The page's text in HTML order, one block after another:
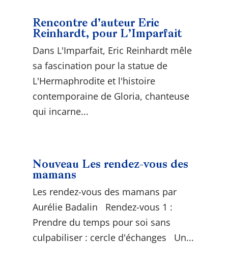
Rencontre d’auteur Eric
Reinhardt, pour L’Imparfait
Dans L'Imparfait, Eric Reinhardt mêle
sa fascination pour la statue de
L'Hermaphrodite et l'histoire
contemporaine de Gloria, chanteuse
qui incarne...
Nouveau Les rendez-vous des
mamans
Les rendez-vous des mamans par
Aurélie Badalin Rendez-vous 1 :
Prendre du temps pour soi sans
culpabiliser : cercle d'échanges Un...